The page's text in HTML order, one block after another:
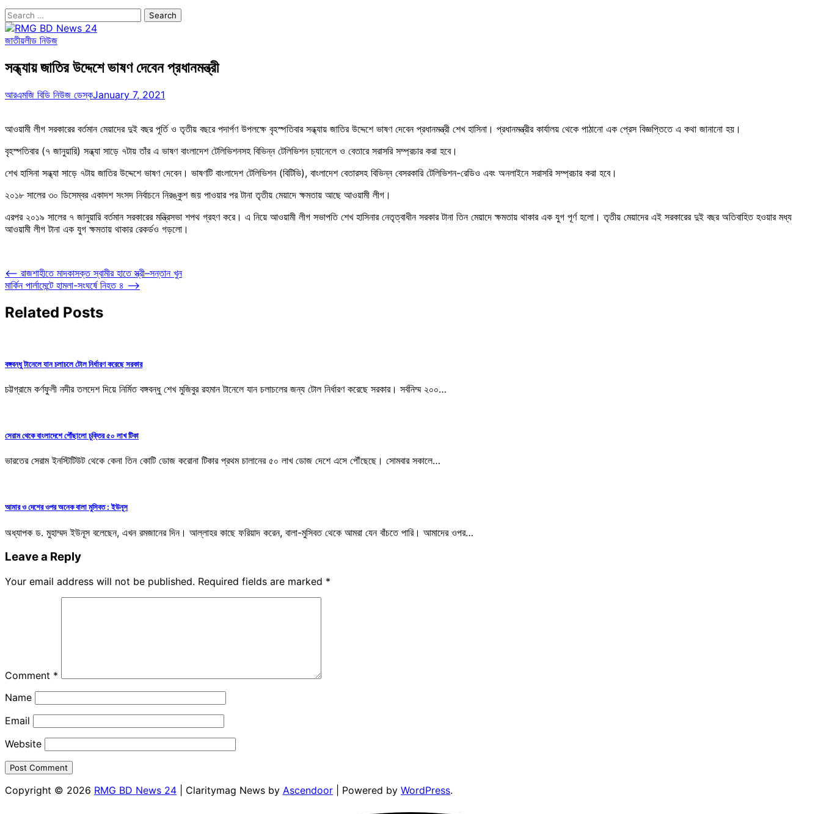
Search
for:
জাতীয়লীড নিউজ
সন্ধ্যায় জাতির উদ্দেশে ভাষণ দেবেন প্রধানমন্ত্রী
আরএমজি বিডি নিউজ ডেস্কJanuary 7, 2021
আওয়ামী লীগ সরকারের বর্তমান মেয়াদের দুই বছর পূর্তি ও তৃতীয় বছরে পদার্পণ উপলক্ষে বৃহস্পতিবার সন্ধ্যায় জাতির উদ্দেশে ভাষণ দেবেন প্রধানমন্ত্রী শেখ হাসিনা। প্রধানমন্ত্রীর কার্যালয় থেকে পাঠানো এক প্রেস বিজ্ঞপ্তিতে এ কথা জানানো হয়।
বৃহস্পতিবার (৭ জানুয়ারি) সন্ধ্যা সাড়ে ৭টায় তাঁর এ ভাষণ বাংলাদেশ টেলিভিশনসহ বিভিন্ন টেলিভিশন চ্যানেলে ও বেতারে সরাসরি সম্প্রচার করা হবে।
শেখ হাসিনা সন্ধ্যা সাড়ে ৭টায় জাতির উদ্দেশে ভাষণ দেবেন। ভাষণটি বাংলাদেশ টেলিভিশন (বিটিভি), বাংলাদেশ বেতারসহ বিভিন্ন বেসরকারি টেলিভিশন-রেডিও এবং অনলাইনে সরাসরি সম্প্রচার করা হবে।
২০১৮ সালের ৩০ ডিসেম্বর একাদশ সংসদ নির্বাচনে নিরঙ্কুশ জয় পাওয়ার পর টানা তৃতীয় মেয়াদে ক্ষমতায় আছে আওয়ামী লীগ।
এরপর ২০১৯ সালের ৭ জানুয়ারি বর্তমান সরকারের মন্ত্রিসভা শপথ গ্রহণ করে। এ নিয়ে আওয়ামী লীগ সভাপতি শেখ হাসিনার নেতৃত্বাধীন সরকার টানা তিন মেয়াদে ক্ষমতায় থাকার এক যুগ পূর্ণ হলো। তৃতীয় মেয়াদের এই সরকারের দুই বছর অতিবাহিত হওয়ার মধ্য
আওয়ামী লীগ টানা এক যুগ ক্ষমতায় থাকার রেকর্ডও গড়লো।
Post
navigation
⟵ রাজশাহীতে মাদকাসক্ত স্বামীর হাতে স্ত্রী–সন্তান খুন
মার্কিন পার্লামেন্টে হামলা-সংঘর্ষে নিহত ৪ ⟶
Related Posts
বঙ্গবন্ধু টানেলে যান চলাচলে টোল নির্ধারণ করেছে সরকার
চট্টগ্রামে কর্ণফুলী নদীর তলদেশ দিয়ে নির্মিত বঙ্গবন্ধু শেখ মুজিবুর রহমান টানেলে যান চলাচলের জন্য টোল নির্ধারণ করেছে সরকার। সর্বনিম্ম ২০০…
সেরাম থেকে বাংলাদেশে পৌঁছালো চুক্তির ৫০ লাখ টিকা
ভারতের সেরাম ইনস্টিটিউট থেকে কেনা তিন কোটি ডোজ করোনা টিকার প্রথম চালানের ৫০ লাখ ডোজ দেশে এসে পৌঁছেছে। সোমবার সকালে…
আমার ও দেশের ওপর অনেক বালা মুসিবত : ইউনূস
অধ্যাপক ড. মুহাম্মদ ইউনূস বলেছেন, এখন রমজানের দিন। আল্লাহর কাছে ফরিয়াদ করেন, বালা-মুসিবত থেকে আমরা যেন বাঁচতে পারি। আমাদের ওপর…
Leave a Reply
Your email address will not be published. Required fields are marked *
Comment *
Name
Email
Website
Copyright © 2026 RMG BD News 24 | Claritymag News by Ascendoor | Powered by WordPress.